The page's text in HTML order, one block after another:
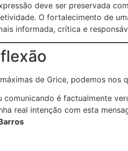
deve ser preservada
O fortalecimento de
informada, crítica e
de Grice, podemos nos
comunicando é factualmente
real intenção com esta